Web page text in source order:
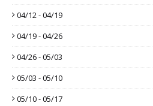
04/12 - 04/19
04/19 - 04/26
04/26 - 05/03
05/03 - 05/10
05/10 - 05/17